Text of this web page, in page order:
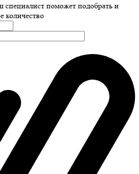
поможет подобрать и
количество